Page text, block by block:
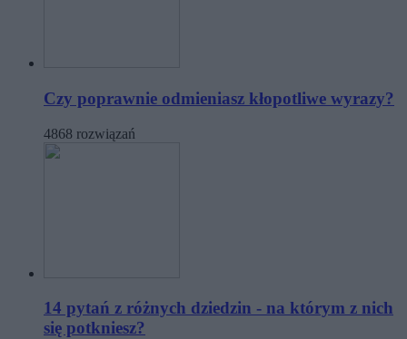
Czy poprawnie odmieniasz kłopotliwe wyrazy?
4868 rozwiązań
14 pytań z różnych dziedzin - na którym z nich
się potkniesz?